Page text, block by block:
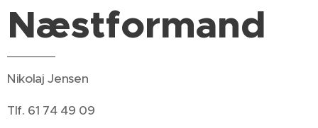
Næstformand
Nikolaj Jensen
Tlf. 61 74 49 09